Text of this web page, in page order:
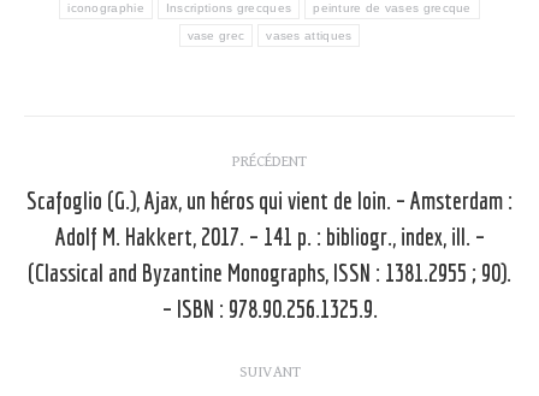
iconographie Inscriptions grecques peinture de vases grecque
vase grec vases attiques
article
PRÉCÉDENT
Article
précédent
:
Scafoglio (G.), Ajax, un héros qui vient de loin. – Amsterdam :
Adolf M. Hakkert, 2017. – 141 p. : bibliogr., index, ill. –
(Classical and Byzantine Monographs, ISSN : 1381.2955 ; 90).
– ISBN : 978.90.256.1325.9.
SUIVANT